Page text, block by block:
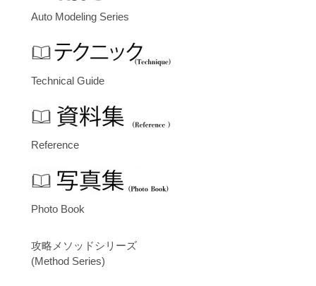
Auto Modeling Series
Technical Guide
Reference
Photo Book
攻略メソッドシリーズ
(Method Series)